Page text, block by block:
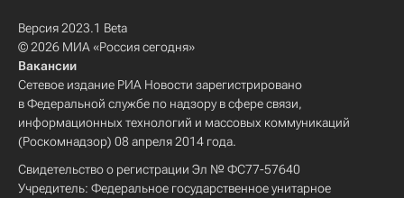
Версия 2023.1 Beta
© 2026 МИА «Россия сегодня»
Вакансии
Сетевое издание РИА Новости зарегистрировано
в Федеральной службе по надзору в сфере связи,
информационных технологий и массовых коммуникаций
(Роскомнадзор) 08 апреля 2014 года.
Свидетельство о регистрации Эл № ФС77-57640
Учредитель: Федеральное государственное унитарное